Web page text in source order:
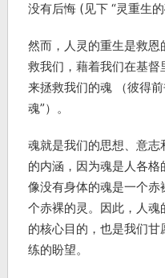
没有后悔 (见下 “灵重生的
然而，人灵的重生是救
救我们，藉着我们在基
来拯救我们的魂 （彼得前
魂”）。
魂就是我们的思想、意
的内涵，因为魂是人各
像没有身体的魂是一个
个赤裸的灵。因此，人
的核心目的，也是我们
练的盼望。